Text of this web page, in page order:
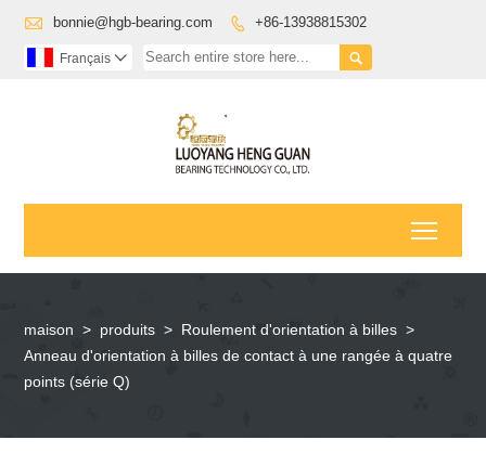
 bonnie@hgb-bearing.com  +86-13938815302

Français 
maison > produits > Roulement d'orientation à billes >
Anneau d'orientation à billes de contact à une rangée à quatre
points (série Q)